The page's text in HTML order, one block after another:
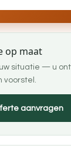
op maat
situatie — u
voorstel.
aanvragen